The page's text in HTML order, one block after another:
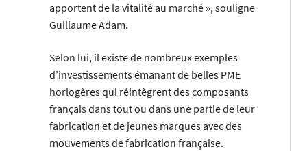
apportent de la vitalité au marché », souligne
Guillaume Adam.
Selon lui, il existe de nombreux exemples
d’investissements émanant de belles PME
horlogères qui réintègrent des composants
français dans tout ou dans une partie de leur
fabrication et de jeunes marques avec des
mouvements de fabrication française.